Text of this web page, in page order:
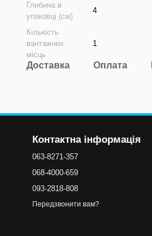
Глибина в
упаковці (см)
4
Кількість
вантажних
місць
1
Доставка Оплата
Контактна інформація
063-8271-357
068-4000-659
093-2818-808
Передзвонити вам?